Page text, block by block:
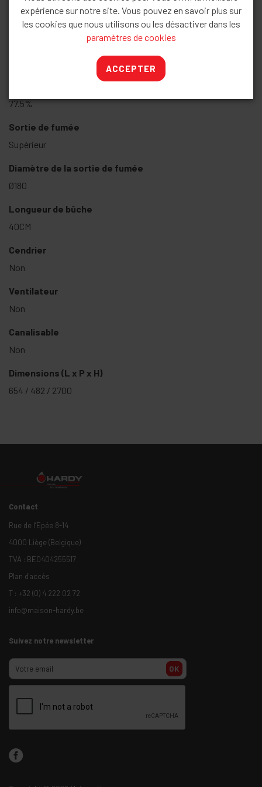
Caractéristiques
77.5%
Sortie de fumée
Supérieur
Diamètre de la sortie de fumée
Ø180
Longueur de bûche
40CM
Cendrier
Non
Ventilateur
Non
Canalisable
Non
Dimensions (L x P x H)
654 / 482 / 2700
Contact
Rue de l’Epée 8-14
4000 Liège (Belgique)
TVA : BE0404255517
Plan d'accès
T : +32 (0) 4 222 02 72
info@maison-hardy.be
Suivez notre newsletter
OK
expérience sur notre site. Vous pouvez en savoir plus sur
les cookies que nous utilisons ou les désactiver dans les
paramètres de cookies
ACCEPTER